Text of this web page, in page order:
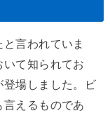
言われていま
て知られてお
登場しました。ビ
えるものであ